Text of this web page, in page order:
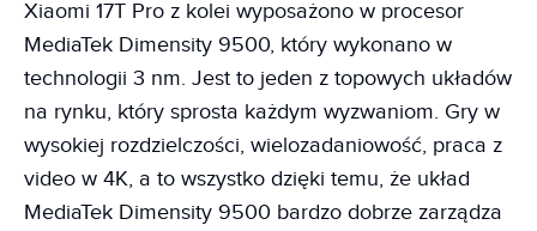
Xiaomi 17T Pro z kolei wyposażono w procesor
MediaTek Dimensity 9500, który wykonano w
technologii 3 nm. Jest to jeden z topowych układów
na rynku, który sprosta każdym wyzwaniom. Gry w
wysokiej rozdzielczości, wielozadaniowość, praca z
video w 4K, a to wszystko dzięki temu, że układ
MediaTek Dimensity 9500 bardzo dobrze zarządza